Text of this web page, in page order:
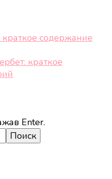
содержание
краткое
а также трендах,
стиле, отдыхе и
Enter.